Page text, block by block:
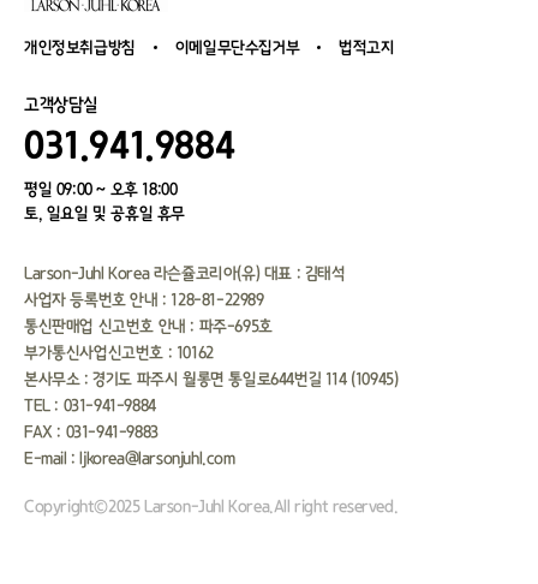
개인정보취급방침 이메일무단수집거부 법적고지
고객상담실
031.941.9884
평일 09:00 ~ 오후 18:00
토, 일요일 및 공휴일 휴무
Larson-Juhl Korea 라슨쥴코리아(유) 대표 : 김태석
사업자 등록번호 안내 : 128-81-22989
통신판매업 신고번호 안내 : 파주-695호
부가통신사업신고번호 : 10162
본사무소 : 경기도 파주시 월롱면 통일로644번길 114 (10945）
TEL : 031-941-9884
FAX : 031-941-9883
E-mail : ljkorea@larsonjuhl.com
Copyright©2025 Larson-Juhl Korea.All right reserved.